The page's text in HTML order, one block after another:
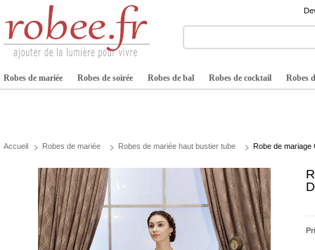
Robes de mariée Robes de soirée Robes de bal Robes de cocktail Robes
Accueil Robes de mariée Robes de mariée haut bustier tube Robe de mariage